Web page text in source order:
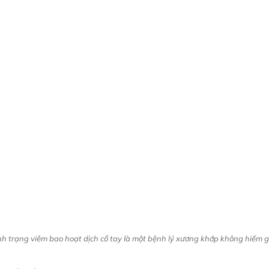
trạng viêm bao hoạt dịch cổ tay là một bệnh lý xương khớp không hiếm